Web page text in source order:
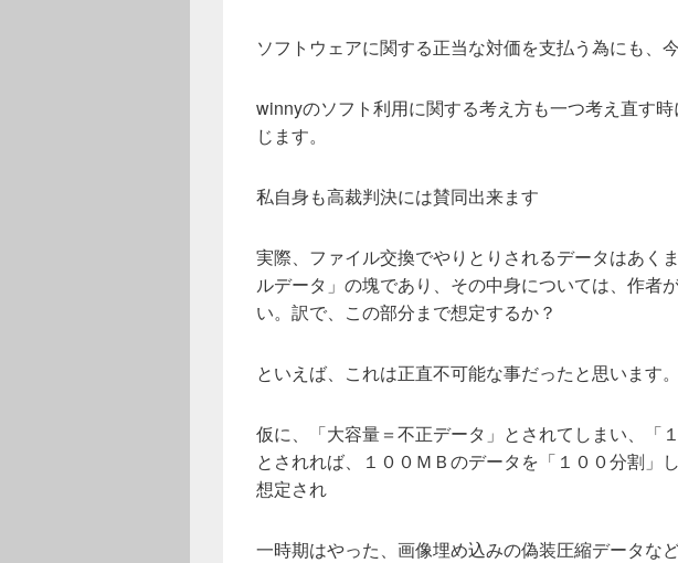
ソフトウェアに関する正当な対価を支払う為にも、
winnyのソフト利用に関する考え方も一つ考え直す
じます。
私自身も高裁判決には賛同出来ます
実際、ファイル交換でやりとりされるデータはあく
ルデータ」の塊であり、その中身については、作者
い。訳で、この部分まで想定するか？
といえば、これは正直不可能な事だったと思います。
仮に、「大容量＝不正データ」とされてしまい、「
とされれば、１００ＭＢのデータを「１００分割」
想定され
一時期はやった、画像埋め込みの偽装圧縮データな